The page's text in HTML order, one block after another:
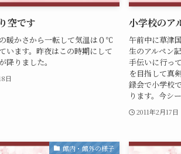
空です
暖かさから一転して気温は０℃
います。昨夜はこの時期にして
降りました。
日
小学校のア
午前中に草津
生のアルペン
手伝いに行っ
を目指して真
録会で小学校
ります。今シ
2011年2月17日
館内・館外の様子